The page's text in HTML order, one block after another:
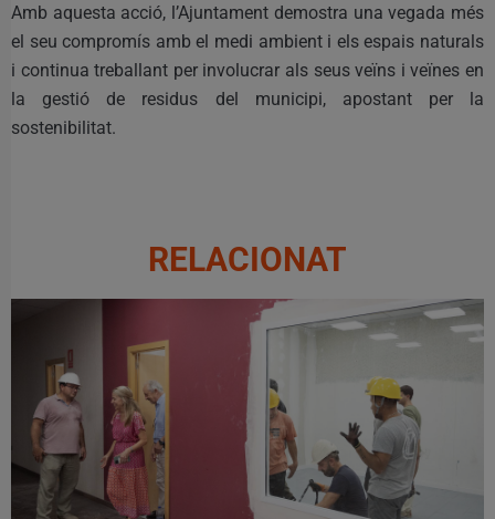
Amb aquesta acció, l’Ajuntament demostra una vegada més
el seu compromís amb el medi ambient i els espais naturals
i continua treballant per involucrar als seus veïns i veïnes en
la gestió de residus del municipi, apostant per la
sostenibilitat.
RELACIONAT